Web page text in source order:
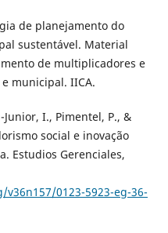
de planejamento do
sustentável. Material
de multiplicadores e
municipal. IICA.
I., Pimentel, P., &
social e inovação
Estudios Gerenciales,
0123-5923-eg-36-